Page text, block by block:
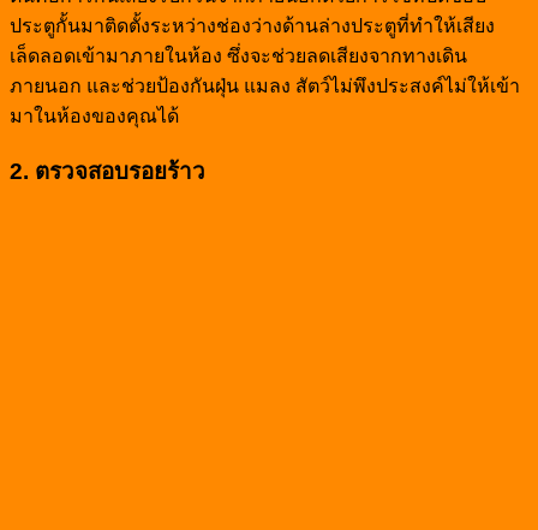
ประตูกั้นมาติดตั้งระหว่างช่องว่างด้านล่างประตูที่ทำให้เสียง
เล็ดลอดเข้ามาภายในห้อง ซึ่งจะช่วยลดเสียงจากทางเดิน
ภายนอก และช่วยป้องกันฝุ่น แมลง สัตว์ไม่พึงประสงค์ไม่ให้เข้า
มาในห้องของคุณได้
2. ตรวจสอบรอยร้าว